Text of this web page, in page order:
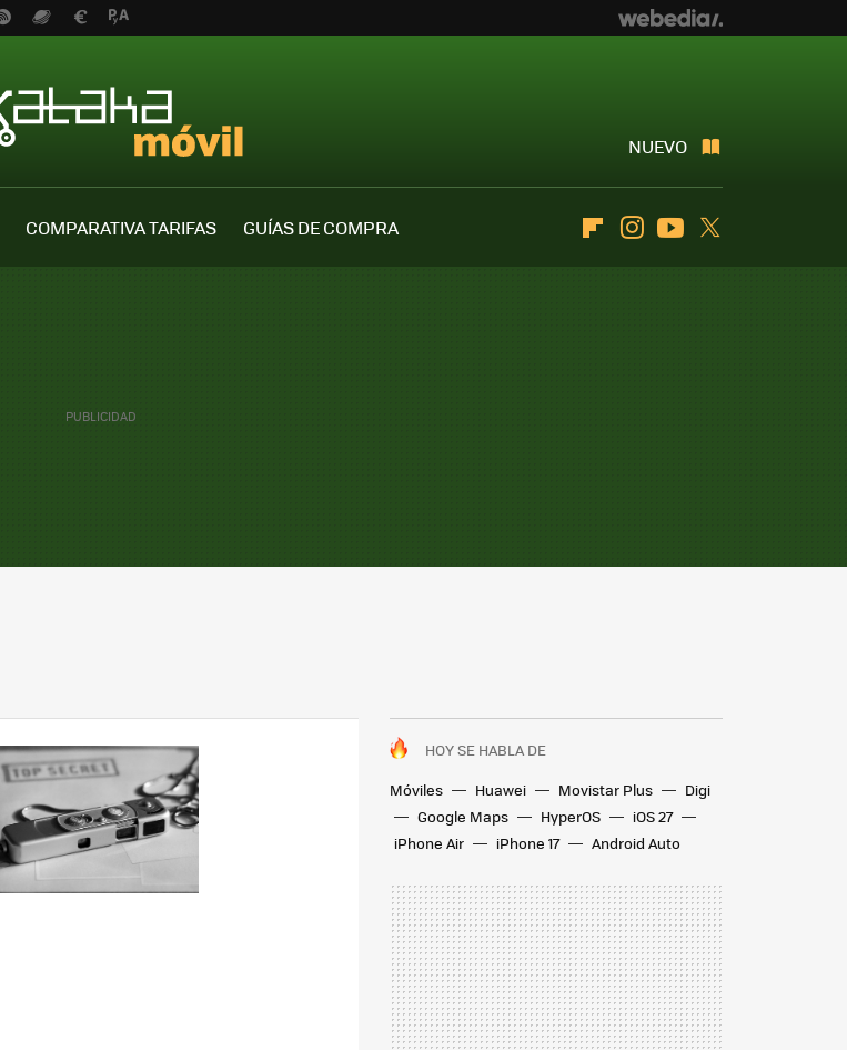
NUEVO
COMPARATIVA TARIFAS
GUÍAS DE COMPRA
FlipboardInstagramYoutube
HOY SE HABLA DE
Móviles
Huawei Movistar Plus
Digi
Google Maps
HyperOS
iOS 27
iPhone Air
iPhone 17 Android Auto